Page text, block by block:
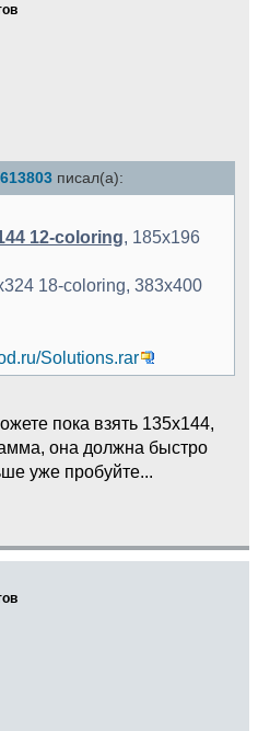
писал(а):
12-coloring, 185x196
18-coloring, 383x400
Solutions.rar
пока взять 135x144,
она должна быстро
уже пробуйте...